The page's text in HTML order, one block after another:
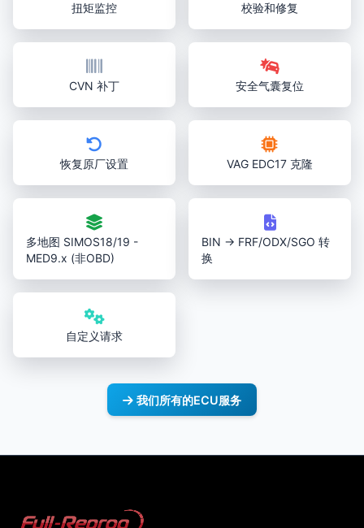
扭矩监控 校验和修复
CVN 补丁 安全气囊复位
恢复原厂设置 VAG EDC17 克隆
多地图 SIMOS18/19 -
MED9.x (非OBD)
BIN → FRF/ODX/SGO 转
换
自定义请求
我们所有的ECU服务